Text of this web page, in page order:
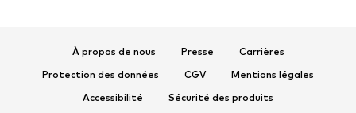
ACCESSOIRES
À propos de nous Presse
Carrières
Protection des données
CGV
Mentions légales
Accessibilité
Sécurité des produits